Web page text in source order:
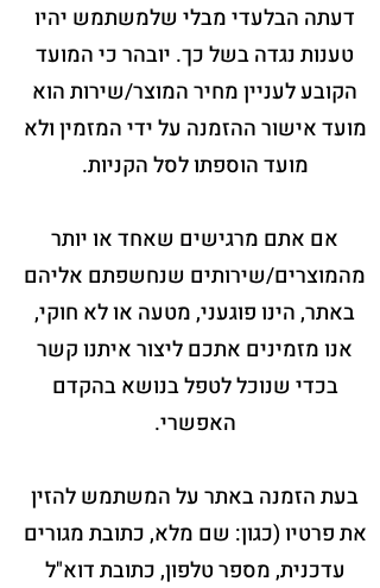
דעתה הבלעדי מבלי שלמשתמש יהיו
טענות נגדה בשל כך. יובהר כי המועד
הקובע לעניין מחיר המוצר/שירות הוא
מועד אישור ההזמנה על ידי המזמין ולא
מועד הוספתו לסל הקניות.
אם אתם מרגישים שאחד או יותר
מהמוצרים/שירותים שנחשפתם אליהם
באתר, הינו פוגעני, מטעה או לא חוקי,
אנו מזמינים אתכם ליצור איתנו קשר
בכדי שנוכל לטפל בנושא בהקדם
האפשרי.
בעת הזמנה באתר על המשתמש להזין
את פרטיו (כגון: שם מלא, כתובת מגורים
עדכנית, מספר טלפון, כתובת דוא"ל